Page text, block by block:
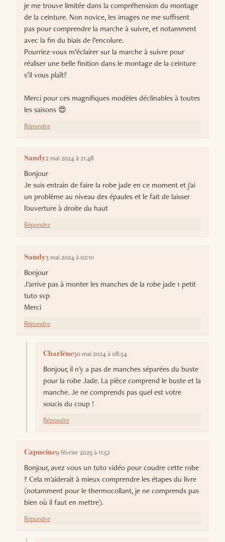
je me trouve limitée dans la compréhension du montage
de la ceinture. Non novice, les images ne me suffisent
pas pour comprendre la marche à suivre, et notamment
avec la fin du biais de l’encolure.
Pourriez-vous m’éclairer sur la marche à suivre pour
réaliser une belle finition dans le montage de la ceinture
s’il vous plaît?
Merci pour ces magnifiques modèles déclinables à toutes
les saisons 😍
Répondre
Sandy2 mai 2024 à 21:48
Bonjour
Je suis entrain de faire la robe jade en ce moment et j'ai
un problème au niveau des épaules et le fait de laisser
l'ouverture à droite du haut
Répondre
Sandy3 mai 2024 à 02:10
Bonjour
J'arrive pas à monter les manches de la robe jade 1 petit
tuto svp
Merci
Répondre
Charlène30 mai 2024 à 08:54
Bonjour, il n'y a pas de manches séparées du buste
pour la robe Jade. La pièce comprend le buste et la
manche. Je ne comprends pas quel est votre
soucis du coup !
Répondre
Capucine9 février 2025 à 11:52
Bonjour, avez vous un tuto vidéo pour coudre cette robe
? Cela m'aiderait à mieux comprendre les étapes du livre
(notamment pour le thermocollant, je ne comprends pas
bien où il faut en mettre).
Répondre